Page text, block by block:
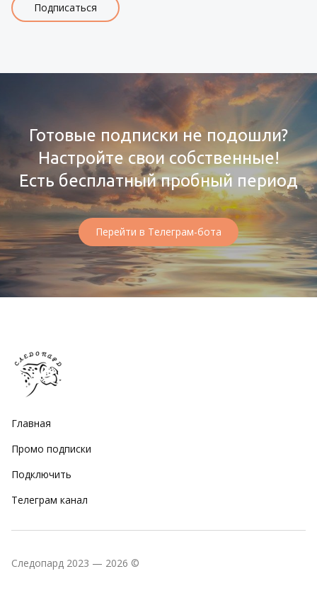
Подписаться
Готовые подписки не подошли?
Настройте свои собственные!
Есть бесплатный пробный период
Перейти в Телеграм-бота
Главная
Промо подписки
Подключить
Телеграм канал
Следопард 2023 — 2026 ©